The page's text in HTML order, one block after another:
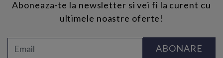
Aboneaza-te la newsletter si vei fi la curent cu
ultimele noastre oferte!
ABONARE